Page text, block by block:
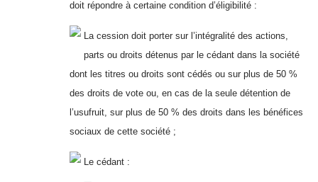
doit répondre à certaine condition d’éligibilité :
La cession doit porter sur l’intégralité des actions,
parts ou droits détenus par le cédant dans la société
dont les titres ou droits sont cédés ou sur plus de 50 %
des droits de vote ou, en cas de la seule détention de
l’usufruit, sur plus de 50 % des droits dans les bénéfices
sociaux de cette société ;
Le cédant :